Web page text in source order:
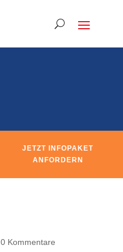
JETZT INFOPAKET
ANFORDERN
0 Kommentare